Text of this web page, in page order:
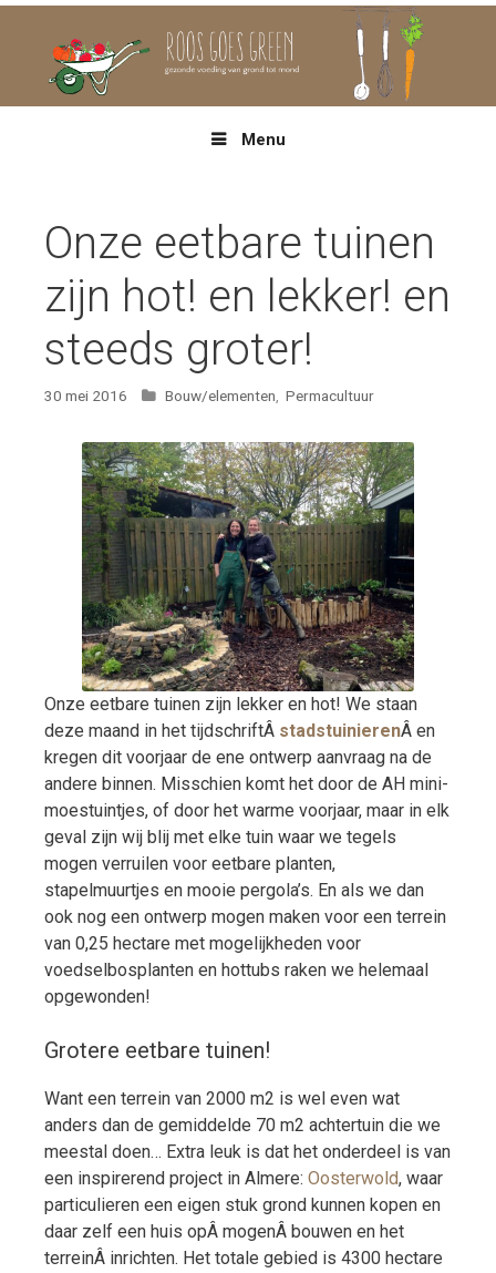
Menu
Onze eetbare tuinen
zijn hot! en lekker! en
steeds groter!
30 mei 2016 Categorieën
Bouw/elementen, Permacultuur
Onze eetbare tuinen zijn lekker en hot! We staan
deze maand in het tijdschriftÂ stadstuinierenÂ en
kregen dit voorjaar de ene ontwerp aanvraag na de
andere binnen. Misschien komt het door de AH mini-
moestuintjes, of door het warme voorjaar, maar in elk
geval zijn wij blij met elke tuin waar we tegels
mogen verruilen voor eetbare planten,
stapelmuurtjes en mooie pergola’s. En als we dan
ook nog een ontwerp mogen maken voor een terrein
van 0,25 hectare met mogelijkheden voor
voedselbosplanten en hottubs raken we helemaal
opgewonden!
Grotere eetbare tuinen!
Want een terrein van 2000 m2 is wel even wat
anders dan de gemiddelde 70 m2 achtertuin die we
meestal doen… Extra leuk is dat het onderdeel is van
een inspirerend project in Almere: Oosterwold, waar
particulieren een eigen stuk grond kunnen kopen en
daar zelf een huis opÂ mogenÂ bouwen en het
terreinÂ inrichten. Het totale gebied is 4300 hectare